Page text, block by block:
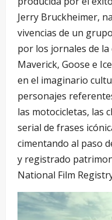
Jerry Bruckheimer,
vivencias de un
por los jornales de la
Maverick, Goose e
en el imaginario
personajes
las motocicletas, las
serial de frases
cimentando al paso
y registrado
National Film